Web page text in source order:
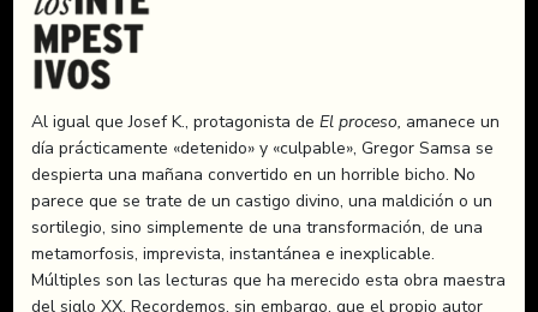
Al igual que Josef K., protagonista de El proceso, amanece un
día prácticamente «detenido» y «culpable», Gregor Samsa se
despierta una mañana convertido en un horrible bicho. No
parece que se trate de un castigo divino, una maldición o un
sortilegio, sino simplemente de una transformación, de una
metamorfosis, imprevista, instantánea e inexplicable.
Múltiples son las lecturas que ha merecido esta obra maestra
del siglo XX. Recordemos, sin embargo, que el propio autor